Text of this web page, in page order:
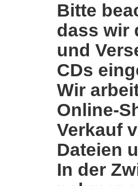
Bitte
dass wir
und
CDs
Wir
Online-
Verkauf
Dateien
In der